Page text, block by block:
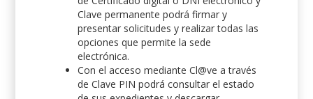
Clave permanente podrá firmar y
presentar solicitudes y realizar todas las
opciones que permite la sede
electrónica.
Con el acceso mediante Cl@ve a través
de Clave PIN podrá consultar el estado